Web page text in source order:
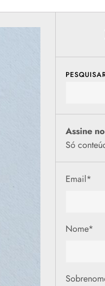
Assine
Só
Email*
Nome*